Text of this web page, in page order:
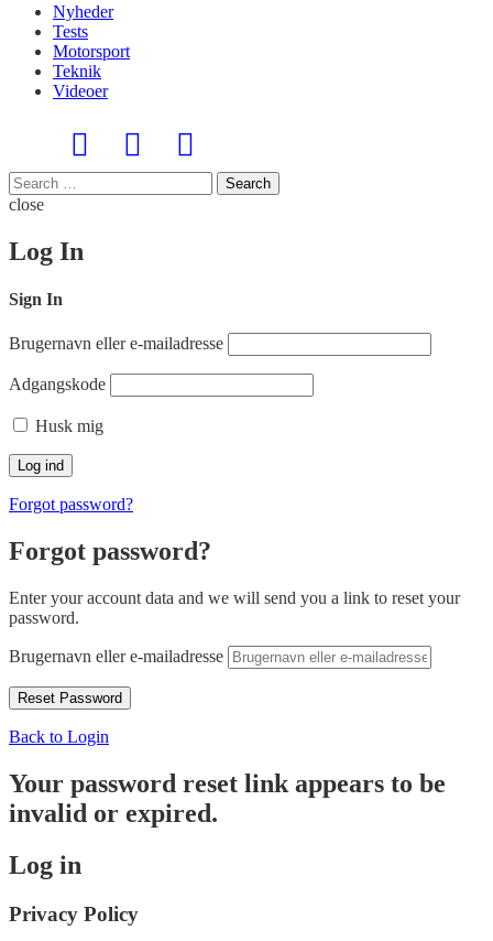
Nyheder
Tests
Motorsport
Teknik
Videoer
Search
for:
Search
close
Log In
Sign In
Brugernavn eller e-mailadresse
Adgangskode
Husk mig
Forgot password?
Forgot password?
Enter your account data and we will send you a link to reset your
password.
Brugernavn eller e-mailadresse
Back to Login
Your password reset link appears to be
invalid or expired.
Log in
Privacy Policy